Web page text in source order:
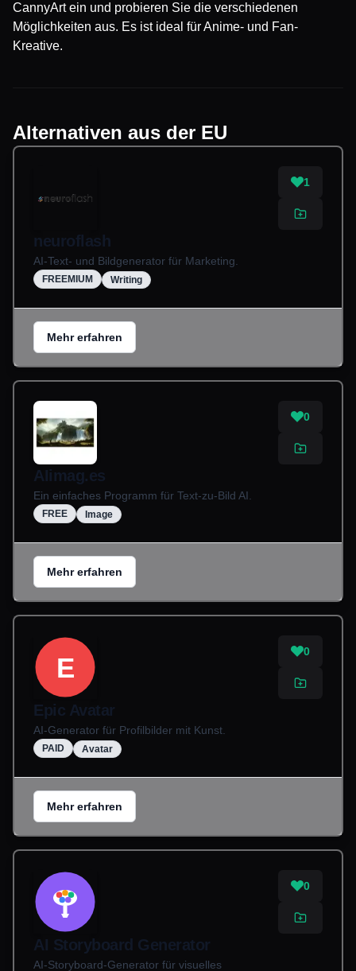
CannyArt ein und probieren Sie die verschiedenen
Möglichkeiten aus. Es ist ideal für Anime- und Fan-
Kreative.
Alternativen aus der EU
1
neuroflash
AI-Text- und Bildgenerator für Marketing.
FREEMIUM Writing
Mehr erfahren
0
AIimag.es
Ein einfaches Programm für Text-zu-Bild AI.
FREE Image
Mehr erfahren
E
0
Epic Avatar
AI-Generator für Profilbilder mit Kunst.
PAID Avatar
Mehr erfahren
0
AI Storyboard Generator
AI-Storyboard-Generator für visuelles